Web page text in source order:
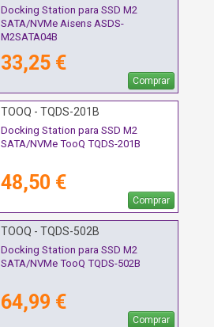
Docking Station para SSD M2
SATA/NVMe Aisens ASDS-
M2SATA04B
33,25 €
Comprar
TOOQ - TQDS-201B
Docking Station para SSD M2
SATA/NVMe TooQ TQDS-201B
48,50 €
Comprar
TOOQ - TQDS-502B
Docking Station para SSD M2
SATA/NVMe TooQ TQDS-502B
64,99 €
Comprar